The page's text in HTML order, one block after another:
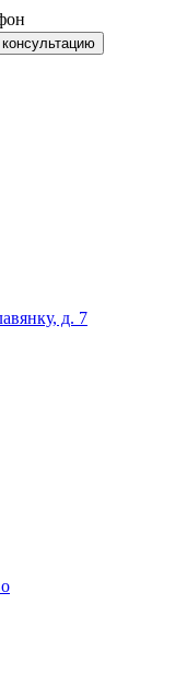
д. 7